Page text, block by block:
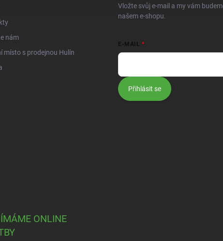
nám
místo s prodejnou Hulín
Vložte svůj e-mail a my vám
našem e-shopu.
E-MAIL
Přihlásit se
ONLINE